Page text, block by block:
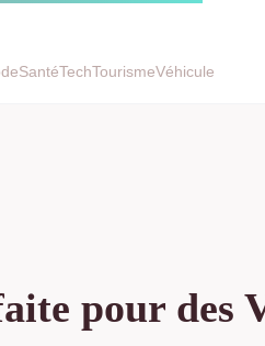
SantéTechTourismeVéhicule
pour des